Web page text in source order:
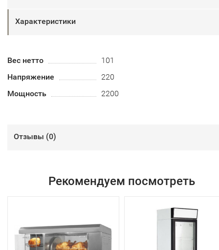
Характеристики
Вес нетто
101
Напряжение
220
Мощность
2200
Отзывы (0)
Рекомендуем посмотреть